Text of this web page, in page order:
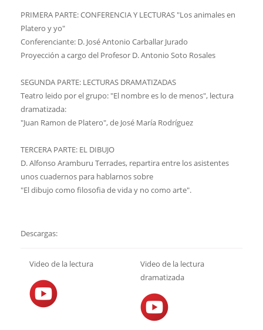
PRIMERA PARTE: CONFERENCIA Y LECTURAS "Los animales en
Platero y yo"
Conferenciante: D. José Antonio Carballar Jurado
Proyección a cargo del Profesor D. Antonio Soto Rosales
SEGUNDA PARTE: LECTURAS DRAMATIZADAS
Teatro leido por el grupo: "El nombre es lo de menos", lectura
dramatizada:
"Juan Ramon de Platero", de José María Rodríguez
TERCERA PARTE: EL DIBUJO
D. Alfonso Aramburu Terrades, repartira entre los asistentes
unos cuadernos para hablarnos sobre
"El dibujo como filosofia de vida y no como arte".
Descargas:
Video de la lectura
Video de la lectura
dramatizada